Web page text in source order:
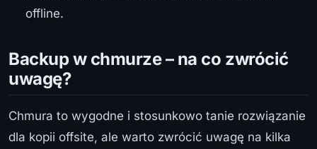
offline.
Backup w chmurze – na co zwrócić
uwagę?
Chmura to wygodne i stosunkowo tanie rozwiązanie
dla kopii offsite, ale warto zwrócić uwagę na kilka